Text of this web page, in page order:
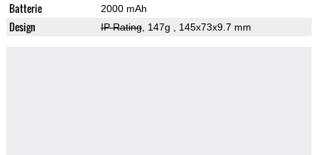
Batterie 2000 mAh
Design IP Rating, 147g , 145x73x9.7 mm